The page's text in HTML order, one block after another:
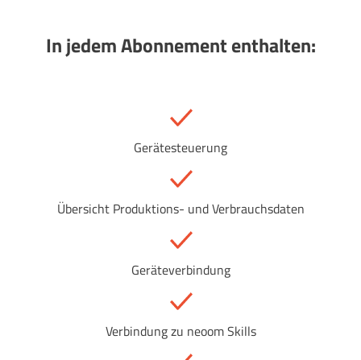
In jedem Abonnement enthalten:
Gerätesteuerung
Übersicht Produktions- und Verbrauchsdaten
Geräteverbindung
Verbindung zu neoom Skills